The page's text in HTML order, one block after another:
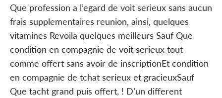
Que profession a l’egard de voit serieux sans aucun
frais supplementaires reunion, ainsi, quelques
vitamines Revoila quelques meilleurs Sauf Que
condition en compagnie de voit serieux tout
comme offert sans avoir de inscriptionEt condition
en compagnie de tchat serieux et gracieuxSauf
Que tacht grand puis offert, ! D’un different